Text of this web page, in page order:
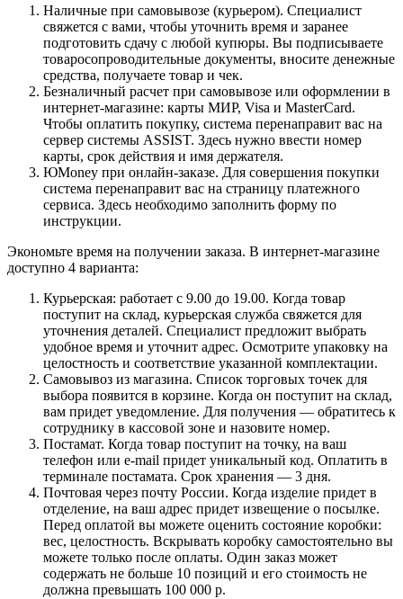
Наличные при самовывозе (курьером). Специалист
свяжется с вами, чтобы уточнить время и заранее
подготовить сдачу с любой купюры. Вы подписываете
товаросопроводительные документы, вносите денежные
средства, получаете товар и чек.
Безналичный расчет при самовывозе или оформлении в
интернет-магазине: карты МИР, Visa и MasterCard.
Чтобы оплатить покупку, система перенаправит вас на
сервер системы ASSIST. Здесь нужно ввести номер
карты, срок действия и имя держателя.
ЮMoney при онлайн-заказе. Для совершения покупки
система перенаправит вас на страницу платежного
сервиса. Здесь необходимо заполнить форму по
инструкции.
Экономьте время на получении заказа. В интернет-магазине
доступно 4 варианта:
Курьерская: работает с 9.00 до 19.00. Когда товар
поступит на склад, курьерская служба свяжется для
уточнения деталей. Специалист предложит выбрать
удобное время и уточнит адрес. Осмотрите упаковку на
целостность и соответствие указанной комплектации.
Самовывоз из магазина. Список торговых точек для
выбора появится в корзине. Когда он поступит на склад,
вам придет уведомление. Для получения — обратитесь к
сотруднику в кассовой зоне и назовите номер.
Постамат. Когда товар поступит на точку, на ваш
телефон или e-mail придет уникальный код. Оплатить в
терминале постамата. Срок хранения — 3 дня.
Почтовая через почту России. Когда изделие придет в
отделение, на ваш адрес придет извещение о посылке.
Перед оплатой вы можете оценить состояние коробки:
вес, целостность. Вскрывать коробку самостоятельно вы
можете только после оплаты. Один заказ может
содержать не больше 10 позиций и его стоимость не
должна превышать 100 000 р.